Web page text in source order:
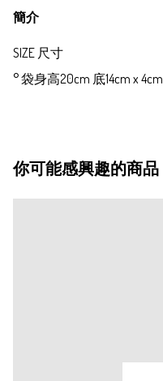
簡介
SIZE 尺寸
° 袋身高20cm 底14cm x 4cm
你可能感興趣的商品